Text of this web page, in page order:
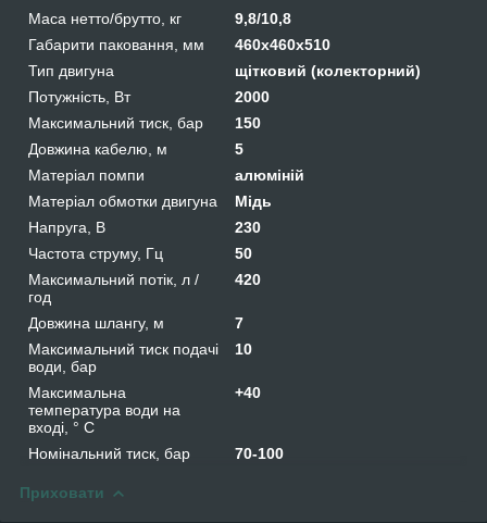
Маса нетто/брутто, кг
9,8/10,8
Габарити паковання, мм
460х460х510
Тип двигуна
щітковий (колекторний)
Потужність, Вт
2000
Максимальний тиск, бар
150
Довжина кабелю, м
5
Матеріал помпи
алюміній
Матеріал обмотки двигуна
Мідь
Напруга, В
230
Частота струму, Гц
50
Максимальний потік, л /
год
420
Довжина шлангу, м
7
Максимальний тиск подачі
води, бар
10
Максимальна
температура води на
вході, ° С
+40
Номінальний тиск, бар 70-100
Приховати